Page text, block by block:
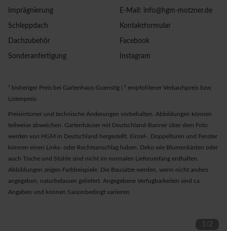
1/2
Imprägnierung
Schleppdach
Dachzubehör
Sonderanfertigung
E-Mail: info@hgm-motzner.de
Kontaktformular
Facebook
Instagram
¹ bisheriger Preis bei Gartenhaus-Guenstig | ² empfohlener Verkaufspreis bzw.
Listenpreis
Preisirrtümer und technische Änderungen vorbehalten. Abbildungen können
teilweise abweichen. Gartenhäuser mit Deutschland-Banner über dem Foto
werden von HGM in Deutschland hergestellt. Einzel-, Doppeltüren und Fenster
können einen Links- oder Rechtsanschlag haben. Deko wie Blumenkästen oder
auch Tische und Stühle sind nicht im normalen Lieferumfang enthalten.
Abbildungen zeigen Farbbeispiele. Die Bausätze werden, wenn nicht anders
angegeben, naturbelassen geliefert. Angegebene Verfugbarkeiten sind ca.
Angaben und können Saisonbedingt variieren